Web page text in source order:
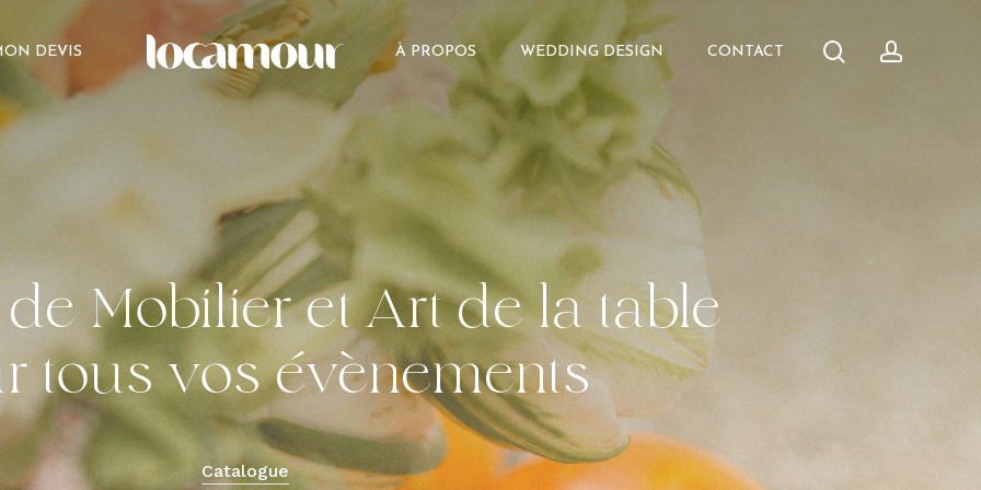
DEVIS À PROPOS WEDDING DESIGN CONTACT search
de Mobilier et Art de la table
tous vos évènements
Catalogue